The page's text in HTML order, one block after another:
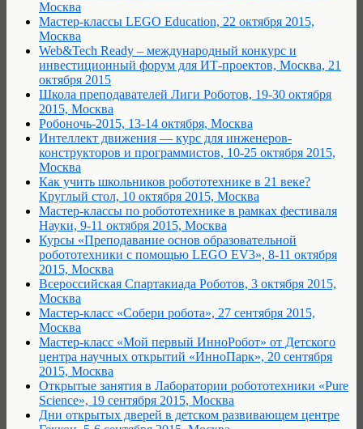
Москва
Мастер-классы LEGO Education, 22 октября 2015,
Москва
Web&Tech Ready – международный конкурс и
инвестиционный форум для ИТ-проектов, Москва, 21
октября 2015
Школа преподавателей Лиги Роботов, 19-30 октября
2015, Москва
Робоночь-2015, 13-14 октября, Москва
Интеллект движения — курс для инженеров-
конструкторов и программистов, 10-25 октября 2015,
Москва
Как учить школьников робототехнике в 21 веке?
Круглый стол, 10 октября 2015, Москва
Мастер-классы по робототехнике в рамках фестиваля
Науки, 9-11 октября 2015, Москва
Курсы «Преподавание основ образовательной
робототехники с помощью LEGO EV3», 8-11 октября
2015, Москва
Всероссийская Спартакиада Роботов, 3 октября 2015,
Москва
Мастер-класс «Собери робота», 27 сентября 2015,
Москва
Мастер-класс «Мой первый ИнноРобот» от Детского
центра научных открытий «ИнноПарк», 20 сентября
2015, Москва
Открытые занятия в Лаборатории робототехники «Pure
Science», 19 сентября 2015, Москва
Дни открытых дверей в детском развивающем центре